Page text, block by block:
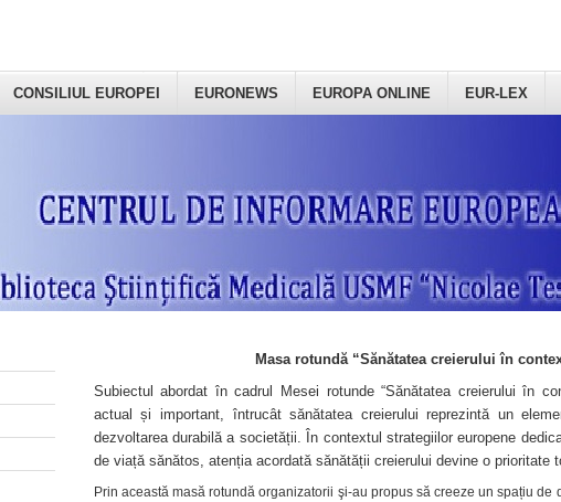
CONSILIUL EUROPEI EURONEWS EUROPA ONLINE EUR-LEX
Masa rotundă “Sănătatea creierului în
Subiectul abordat în cadrul Mesei rotunde “Sănătatea creierului în
actual și important, întrucât sănătatea creierului reprezintă un
dezvoltarea durabilă a societății. În contextul strategiilor europene
de viață sănătos, atenția acordată sănătății creierului devine o prioritate
Prin această masă rotundă organizatorii şi-au propus să creeze un spațiu